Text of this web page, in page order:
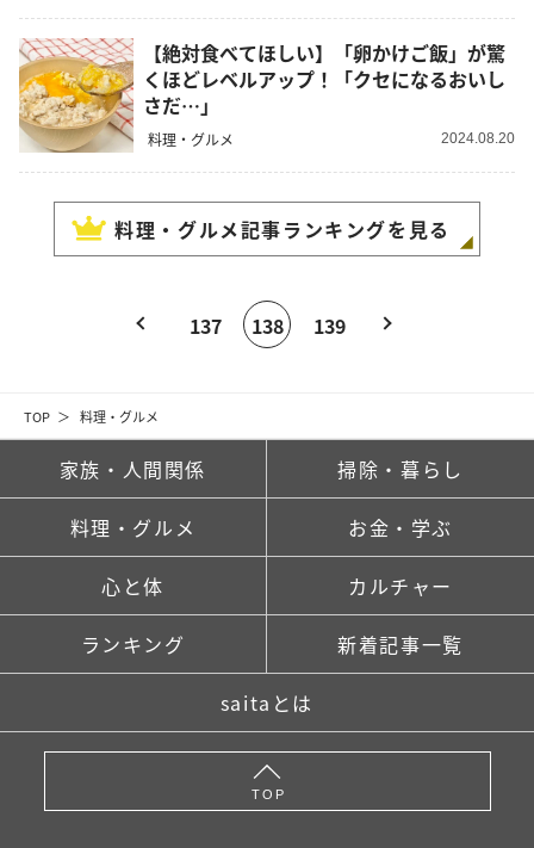
TOP 料理・グルメ
【絶対食べてほしい】「卵かけご飯」が驚
くほどレベルアップ！「クセになるおいし
さだ…」
料理・グルメ 2024.08.20
料理・グルメ記事ランキングを見る
137 138 139
家族・人間関係 掃除・暮らし
料理・グルメ お金・学ぶ
心と体 カルチャー
ランキング 新着記事一覧
saitaとは
TOP